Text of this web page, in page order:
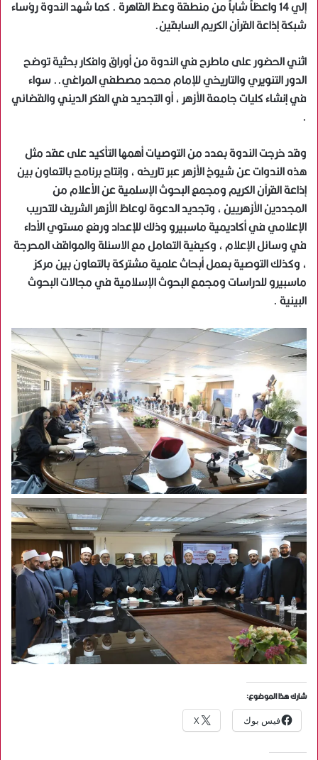
إلي 14 واعظاً شاباً من منطقة وعظ القاهرة . كما شهد الندوة رؤساء
شبكة إذاعة القرآن الكريم السابقين.
اثني الحضور على ماطرح في الندوة من أوراق وافكار بحثية توضح
الدور التنويري والتاريخي للإمام محمد مصطفي المراغي.. سواء
في إنشاء كليات جامعة الأزهر ، أو التجديد في الفكر الديني والقضائي
.
وقد خرجت الندوة بعدد من التوصيات أهمها التأكيد على عقد مثل
هذه الندوات عن شيوخ الأزهر عبر تاريخه ، وإنتاج برنامج بالتعاون بين
إذاعة القرآن الكريم ومجمع البحوث الإسلمية عن الأعلام من
المجددين الأزهريين ، وتجديد الدعوة لوعاظ الأزهر الشريف للتدريب
الإعلامي في أكاديمية ماسبيرو وذلك للإعداد ورفع مستوي الأداء
في وسائل الإعلام ، وكيفية التعامل مع الاسئلة والمواقف المحرجة
، وكذلك التوصية بعمل أبحاث علمية مشتركة بالتعاون بين مركز
ماسبيرو للدراسات ومجمع البحوث الإسلامية في مجالات البحوث
البينية .
شارك هذا الموضوع:
فيس بوك X